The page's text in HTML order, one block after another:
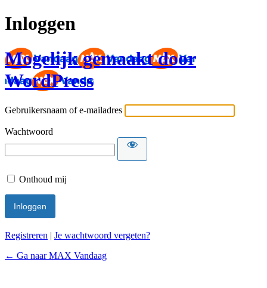
Inloggen
Mogelijk gemaakt door
WordPress
Gebruikersnaam of e-mailadres
Wachtwoord
Onthoud mij
Registreren | Je wachtwoord vergeten?
← Ga naar MAX Vandaag